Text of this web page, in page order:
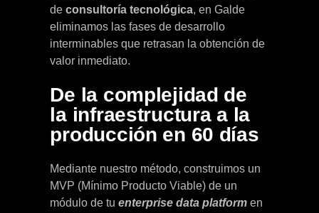
deconsultoría tecnológica, en Galde
eliminamos las fases de desarrollo
interminables que retrasan la obtención de
valor inmediato.
De la complejidad de
la infraestructura a la
producción en 60 días
Mediante nuestro método, construimos un
MVP (Mínimo Producto Viable) de un
módulo de tuenterprise data platform en